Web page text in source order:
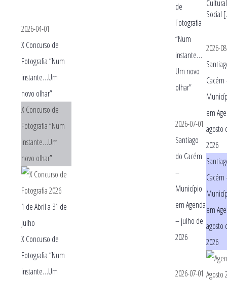
2026-04-01
X Concurso de
Fotografia “Num
instante…Um
novo olhar”
X Concurso de
Fotografia “Num
instante…Um
novo olhar”
1 de Abrila 31 de
Julho
X Concurso de
Fotografia “Num
instante…Um
de
Fotografia
“Num
instante…
Um novo
olhar”
2026-07-01
Santiago
do Cacém
–
Município
em Agenda
– julho de
2026
2026-07-01
Social
2026-
em
agosto
2026
em
agosto
2026